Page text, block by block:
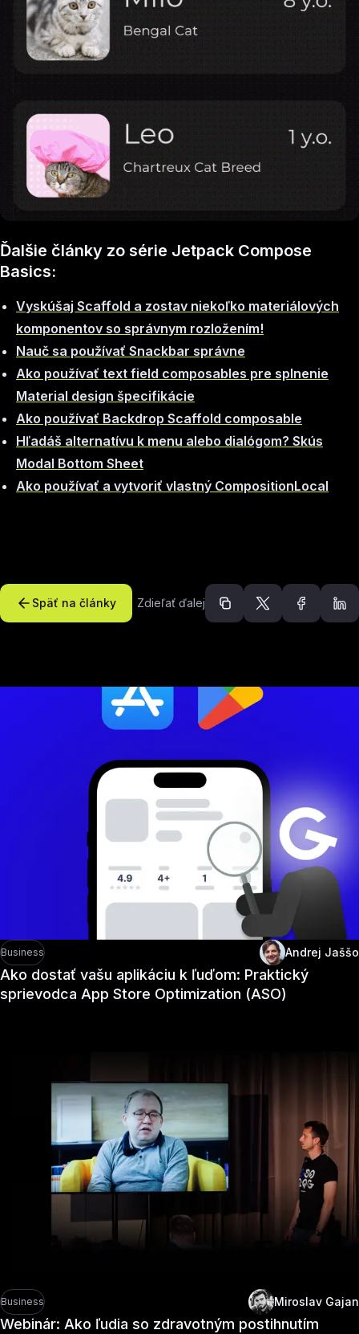
Ďalšie články zo série Jetpack Compose
Basics:
Vyskúšaj Scaffold a zostav niekoľko materiálových
komponentov so správnym rozložením!
Nauč sa používať Snackbar správne
Ako používať text field composables pre splnenie
Material design špecifikácie
Ako používať Backdrop Scaffold composable
Hľadáš alternatívu k menu alebo dialógom? Skús
Modal Bottom Sheet
Ako používať a vytvoriť vlastný CompositionLocal
Späť na články Zdieľať ďalej
Odporúčané články
Business Andrej Jaššo
Ako dostať vašu aplikáciu k ľuďom: Praktický
sprievodca App Store Optimization (ASO)
Business Miroslav Gajan
Webinár: Ako ľudia so zdravotným postihnutím